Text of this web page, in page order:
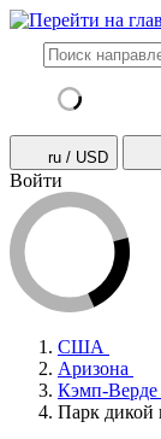
ru / USD
Войти
США
Аризона
Кэмп-Верде
Парк